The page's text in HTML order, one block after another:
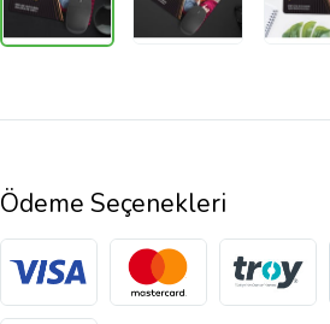
Ödeme Seçenekleri